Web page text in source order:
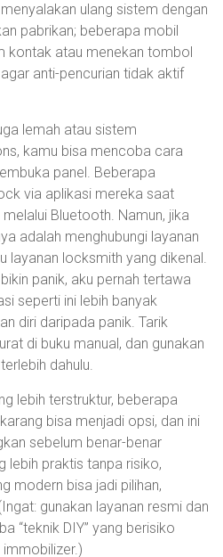
ulang sistem dengan
pabrikan; beberapa mobil
kontak atau menekan tombol
anti-pencurian tidak aktif
lemah atau sistem
kamu bisa mencoba cara
panel. Beberapa
via aplikasi mereka saat
Bluetooth. Namun, jika
adalah menghubungi layanan
layanan locksmith yang dikenal.
panik, aku pernah tertawa
seperti ini lebih banyak
diri daripada panik. Tarik
di buku manual, dan gunakan
dahulu.
lebih terstruktur, beberapa
bisa menjadi opsi, dan ini
sebelum benar-benar
lebih praktis tanpa risiko,
modern bisa jadi pilihan,
gunakan layanan resmi dan
“teknik DIY” yang berisiko